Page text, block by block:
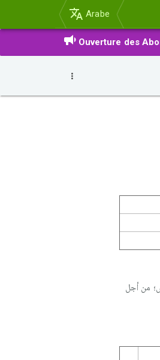
Arabe
Ouverture des
من أجل